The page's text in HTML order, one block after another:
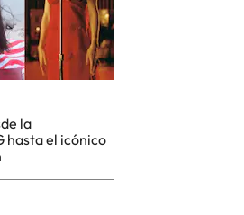
la
hasta el icónico